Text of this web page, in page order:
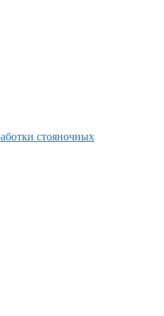
стояночных